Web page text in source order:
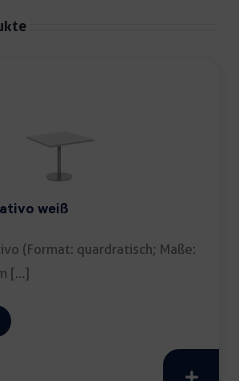
weiß
(Format: quardratisch; Maße:
[…]